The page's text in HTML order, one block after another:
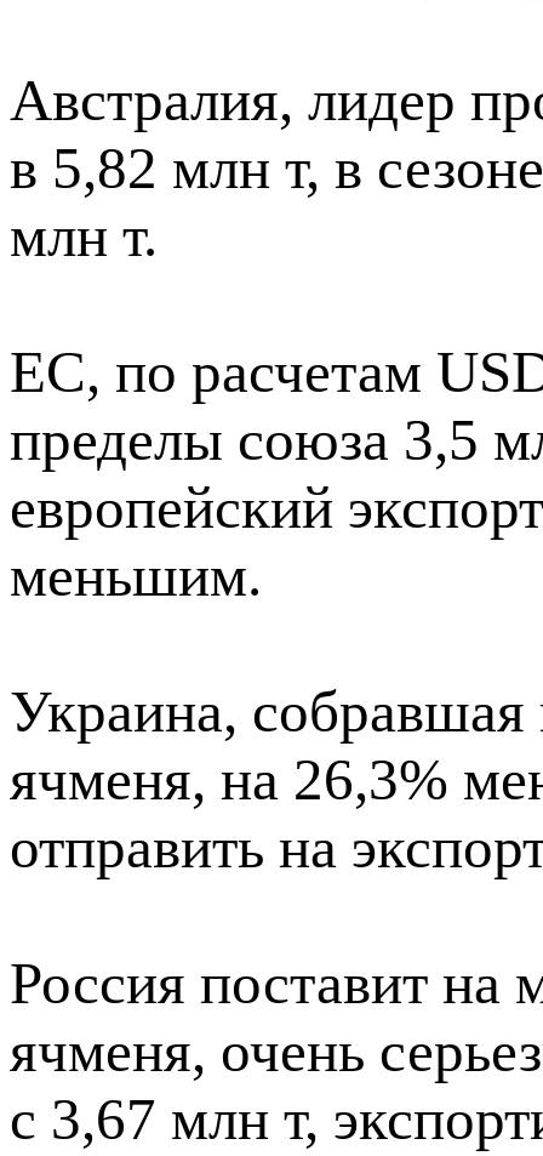
Австралия, лидер
в 5,82 млн т, в
млн т.
ЕС, по расчетам
пределы союза 3,5
европейский
меньшим.
Украина, собравшая
ячменя, на 26,3%
отправить на
Россия поставит
ячменя, очень
с 3,67 млн т,